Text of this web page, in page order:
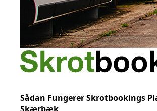
Sådan Fungerer Skrotbookings